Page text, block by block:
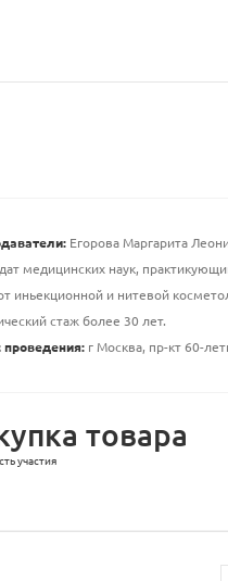
Егорова Маргарита
медицинских наук,
иньекционной и нитевой
стаж более 30 лет.
проведения:г Москва, пр-кт 60-
товара
участия